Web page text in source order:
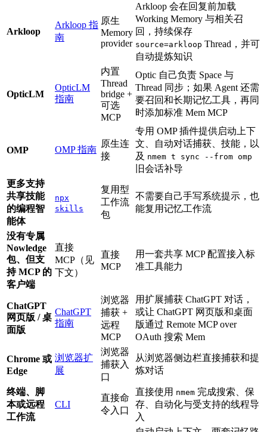
Arkloop
Arkloop 指
南
原生
Memory
provider
Arkloop 会在回复前加载
Working Memory 与相关召
回，持续保存
source=arkloop Thread，并可
自动提炼知识
OpticLM
OpticLM
指南
内置
Thread
bridge +
可选
MCP
Optic 自己负责 Space 与
Thread 同步；如果 Agent 还需
要召回和长期记忆工具，再同
时添加标准 Mem MCP
OMP OMP 指南
原生连
接
专用 OMP 插件提供启动上下
文、自动对话捕获、技能，以
及 nmem t sync --from omp
旧会话补导
更多支持
共享技能
的编程智
能体
npx
skills
复用型
工作流
包
不需要自己手写系统提示，也
能复用记忆工作流
没有专属
Nowledge
包、但支
持 MCP 的
客户端
直接
MCP（见
下文）
直接
MCP
用一套共享 MCP 配置接入标
准工具能力
ChatGPT
网页版 / 桌
面版
ChatGPT
指南
浏览器
捕获 +
远程
MCP
用扩展捕获 ChatGPT 对话，
或让 ChatGPT 网页版和桌面
版通过 Remote MCP over
OAuth 搜索 Mem
Chrome 或
Edge
浏览器扩
展
浏览器
捕获入
口
从浏览器侧边栏直接捕获和提
炼对话
终端、脚
本或远程
工作流
CLI
直接命
令入口
直接使用 nmem 完成搜索、保
存、自动化与受支持的线程导
入